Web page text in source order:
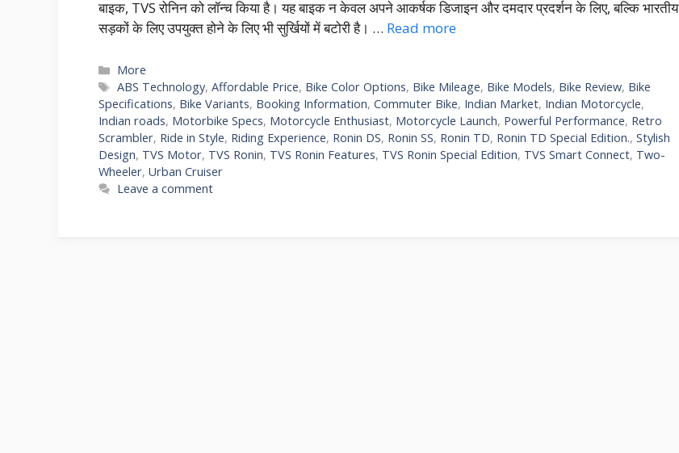
बाइक, TVS रोनिन को लॉन्च किया है। यह बाइक न केवल अपने आकर्षक डिजाइन और दमदार प्रदर्शन के लिए, बल्कि भारतीय
सड़कों के लिए उपयुक्त होने के लिए भी सुर्खियों में बटोरी है। … Read more
More
ABS Technology,Affordable Price, Bike Color Options, Bike Mileage, Bike Models, Bike Review, Bike
Specifications, Bike Variants, Booking Information, Commuter Bike, Indian Market, Indian Motorcycle,
Indian roads, Motorbike Specs, Motorcycle Enthusiast, Motorcycle Launch, Powerful Performance, Retro
Scrambler, Ride in Style, Riding Experience, Ronin DS, Ronin SS, Ronin TD, Ronin TD Special Edition., Stylish
Design, TVS Motor, TVS Ronin, TVS Ronin Features, TVS Ronin Special Edition, TVS Smart Connect, Two-
Wheeler, Urban Cruiser
Leave a comment